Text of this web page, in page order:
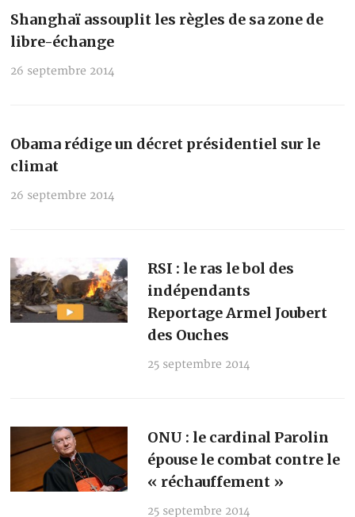
Shanghaï assouplit les règles de sa zone de
libre-échange
26 septembre 2014
Obama rédige un décret présidentiel sur le
climat
26 septembre 2014
RSI : le ras le bol des
indépendants
Reportage Armel Joubert
des Ouches
25 septembre 2014
ONU : le cardinal Parolin
épouse le combat contre le
« réchauffement »
25 septembre 2014